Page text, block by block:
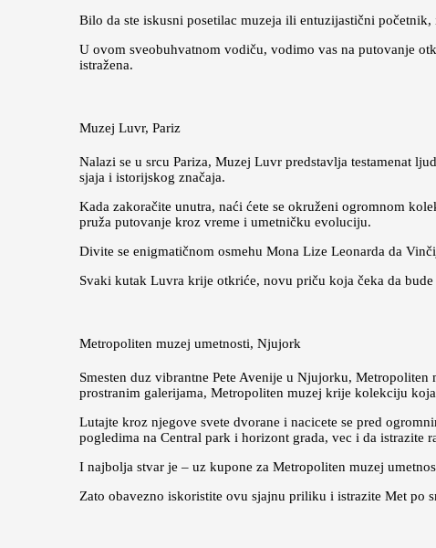
Bilo da ste iskusni posetilac muzeja ili entuzijastični
U ovom sveobuhvatnom vodiču, vodimo vas na putovanje
istražena.
Muzej Luvr, Pariz
Nalazi se u srcu Pariza, Muzej Luvr predstavlja testamenat
sjaja i istorijskog značaja.
Kada zakoračite unutra, naći ćete se okruženi ogromnom
pruža putovanje kroz vreme i umetničku evoluciju.
Divite se enigmatičnom osmehu Mona Lize Leonarda da
Svaki kutak Luvra krije otkriće, novu priču koja čeka da
Metropoliten muzej umetnosti, Njujork
Smesten duz vibrantne Pete Avenije u Njujorku,
prostranim galerijama, Metropoliten muzej krije kolekciju
Lutajte kroz njegove svete dvorane i nacicete se pred
pogledima na Central park i horizont grada, vec i da istrazite
I najbolja stvar je – uz kupone za Metropoliten muzej
Zato obavezno iskoristite ovu sjajnu priliku i istrazite Met po